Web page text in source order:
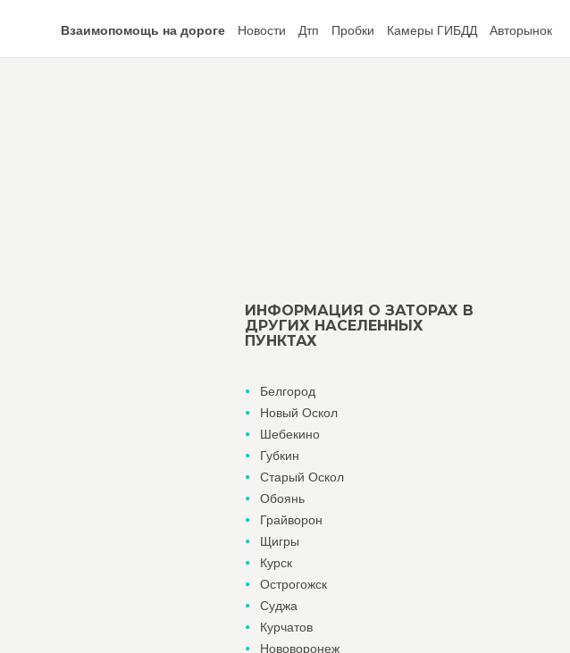
Взаимопомощь на дороге Новости Дтп Пробки Камеры ГИБДД Авторынок
ИНФОРМАЦИЯ О ЗАТОРАХ В
ДРУГИХ НАСЕЛЕННЫХ
ПУНКТАХ
Белгород
Новый Оскол
Шебекино
Губкин
Старый Оскол
Обоянь
Грайворон
Щигры
Курск
Острогожск
Суджа
Курчатов
Нововоронеж